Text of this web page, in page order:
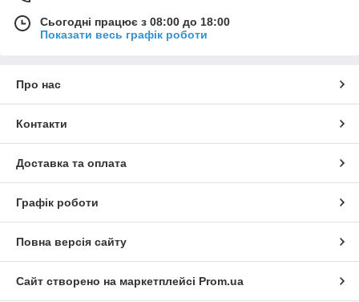
Сьогодні працює з 08:00 до 18:00
Показати весь графік роботи
Про нас
Контакти
Доставка та оплата
Графік роботи
Повна версія сайту
Сайт створено на маркетплейсі Prom.ua